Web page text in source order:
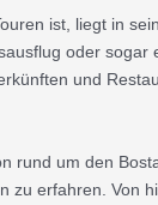
ist, liegt in
oder
und
rund um den
erfahren. Von